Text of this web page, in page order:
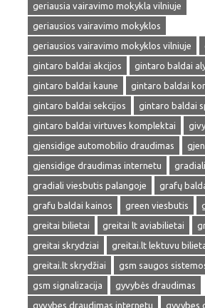
geriausia vairavimo mokykla vilniuje
geriausios vairavimo mokyklos
geriausios vairavimo mokyklos vilniuje
gintaro baldai akcijos
gintaro baldai
gintaro baldai kaune
gintaro baldai
gintaro baldai sekcijos
gintaro baldai
gintaro baldai virtuves komplektai
gjensidige automobilio draudimas
gjensidige draudimas internetu
gradiali viesbutis palangoje
grafų
grafu baldai kainos
green viesbutis
greitai bilietai
greitai lt aviabilietai
greitai skrydziai
greitai.lt lektuvu
greitai.lt skrydžiai
gsm saugos
gsm signalizacija
gyvybės draudimas
gyvybes draudimas internetu
gyvybes